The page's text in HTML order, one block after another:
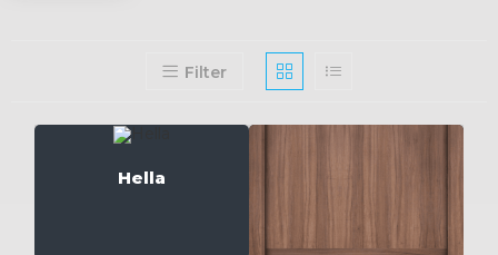
Filter
Hella